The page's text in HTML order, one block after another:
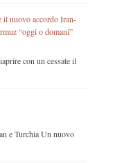
il nuovo accordo Iran-
“oggi o domani”
con un cessate il
e Turchia Un nuovo